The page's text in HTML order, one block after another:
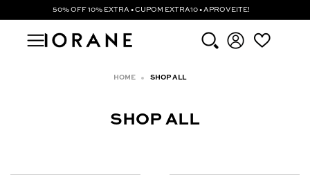
50% OFF 10% EXTRA • CUPOM EXTRA10 • APROVEITE!
SHOP ALL
SHOP ALL